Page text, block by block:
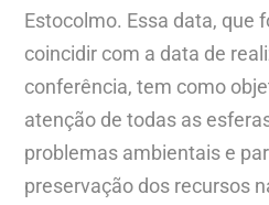
Estocolmo. Essa data, que
coincidir com a data de
conferência, tem como
atenção de todas as
problemas ambientais e
preservação dos recursos